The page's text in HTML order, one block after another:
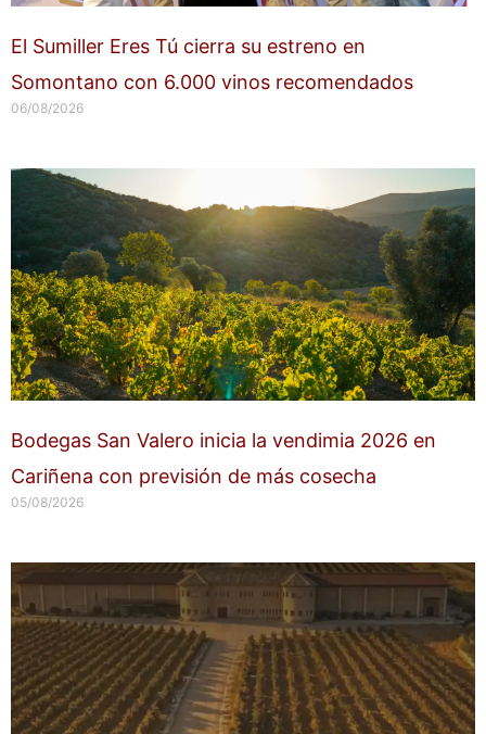
El Sumiller Eres Tú cierra su estreno en
Somontano con 6.000 vinos recomendados
06/08/2026
Bodegas San Valero inicia la vendimia 2026 en
Cariñena con previsión de más cosecha
05/08/2026